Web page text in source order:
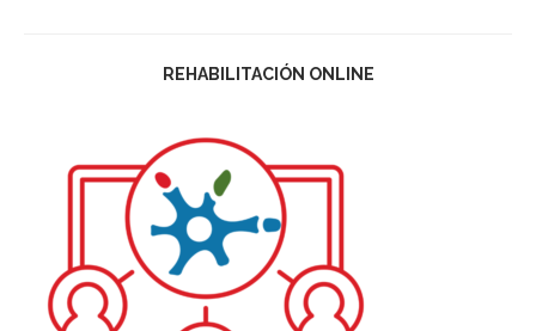
REHABILITACIÓN ONLINE